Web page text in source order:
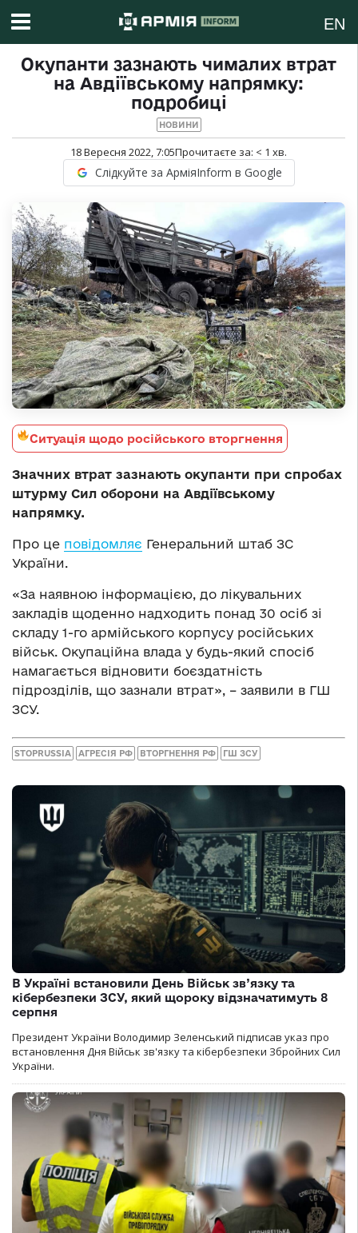
EN
Окупанти зазнають чималих втрат
на Авдіївському напрямку:
подробиці
НОВИНИ
18 Вересня 2022, 7:05Прочитаєте за: < 1 хв.
Слідкуйте за АрміяInform в Google
Ситуація щодо російського вторгнення
Значних втрат зазнають окупанти при спробах
штурму Сил оборони на Авдіївському
напрямку.
Про це повідомляє Генеральний штаб ЗС
України.
«За наявною інформацією, до лікувальних
закладів щоденно надходить понад 30 осіб зі
складу 1-го армійського корпусу російських
військ. Окупаційна влада у будь-який спосіб
намагається відновити боєздатність
підрозділів, що зазнали втрат», – заявили в ГШ
ЗСУ.
STOPRUSSIA АГРЕСІЯ РФ ВТОРГНЕННЯ РФ ГШ ЗСУ
В Україні встановили День Військ зв’язку та
кібербезпеки ЗСУ, який щороку відзначатимуть 8
серпня
Президент України Володимир Зеленський підписав указ про
встановлення Дня Військ зв'язку та кібербезпеки Збройних Сил
України.